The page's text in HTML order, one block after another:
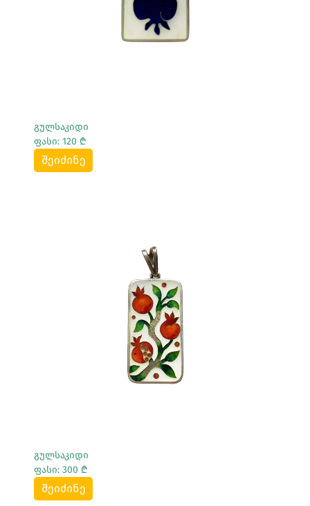
გულსაკიდი
ფასი: 120 ₾
შეიძინე
Სრულად Ნახვა
გულსაკიდი
ფასი: 300 ₾
შეიძინე